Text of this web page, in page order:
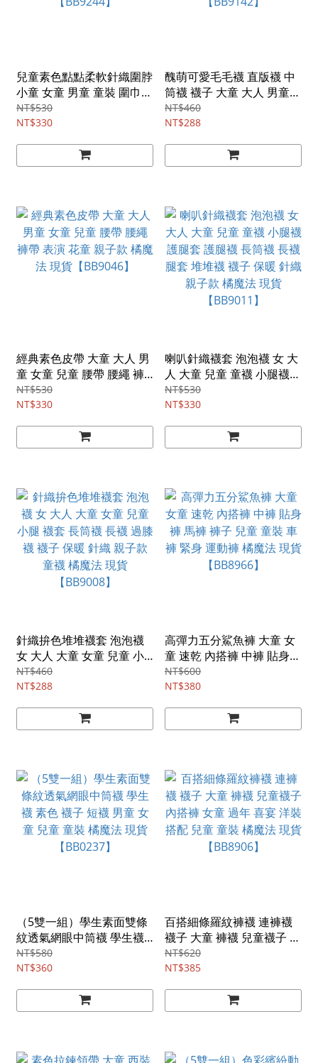
兒童素色點點柔軟針織圍脖
小童 女童 男童 童裝 圍巾
大紅 過年 新年 交換禮物 保
暖 寒流 橘魔法 現貨
NT$530
NT$330
醜萌可愛毛毛襪 直版襪 中
筒襪 襪子 大童 大人 男童
女童 聖誕禮物 交換禮物 醜
襪子 橘魔法 現貨
NT$460
NT$288
經典素色皮帶 大童 大人 男
童 女童 兒童 腰帶 腰繩 褲
帶 表演 花童 親子款 橘魔法
現貨【BB9046】
NT$530
NT$330
喇叭針織襪套 泡泡襪 女 大
人 大童 兒童 童襪 小腿襪
護腿套 護腿襪 長筒襪 長襪
腿套 堆堆襪 襪子 保暖 針織
NT$530
NT$330
針織拚色堆堆襪套 泡泡襪
女 大人 大童 女童 兒童 小
腿 襪套 長筒襪 長襪 過膝襪
襪子 保暖 針織 親子款 童襪
NT$460
NT$288
高彈力五分鯊魚褲 大童 女
童 速乾 內搭褲 中褲 貼身褲
馬褲 褲子 兒童 童裝 車褲
緊身 運動褲 橘魔法 現貨
NT$600
NT$380
（5雙一組）學生素面雙條
紋透氣網眼中筒襪 學生襪
素色 襪子 短襪 男童 女童
兒童 童裝 橘魔法 現貨
NT$580
NT$360
百搭細條羅紋褲襪 連褲襪
襪子 大童 褲襪 兒童襪子 內
搭褲 女童 過年 喜宴 洋裝搭
配 兒童 童裝 橘魔法 現貨
NT$620
NT$385